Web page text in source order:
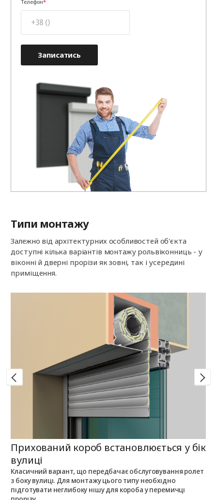
Телефон
Записатись
Типи монтажу
Залежно від архітектурних особливостей об'єкта
доступні кілька варіантів монтажу рольвіконниць - у
віконні й дверні прорізи як зовні, так і усередині
приміщення.
Прихований короб встановлюється у бік
вулиці
Класичний варіант, що передбачає обслуговування ролет
з боку вулиці. Для монтажу цього типу необхідно
підготувати неглибоку нішу для короба у перемичці